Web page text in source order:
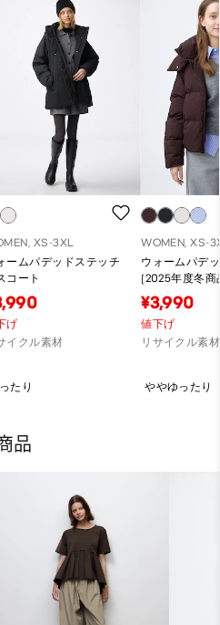
XS-3XL
ームパデッドステッチ
コート
げ
イクル素材
たり
WOMEN, XS-
ウォームパデ
(2025年度冬商
¥3,990
値下げ
リサイクル素材
ややゆったり
品